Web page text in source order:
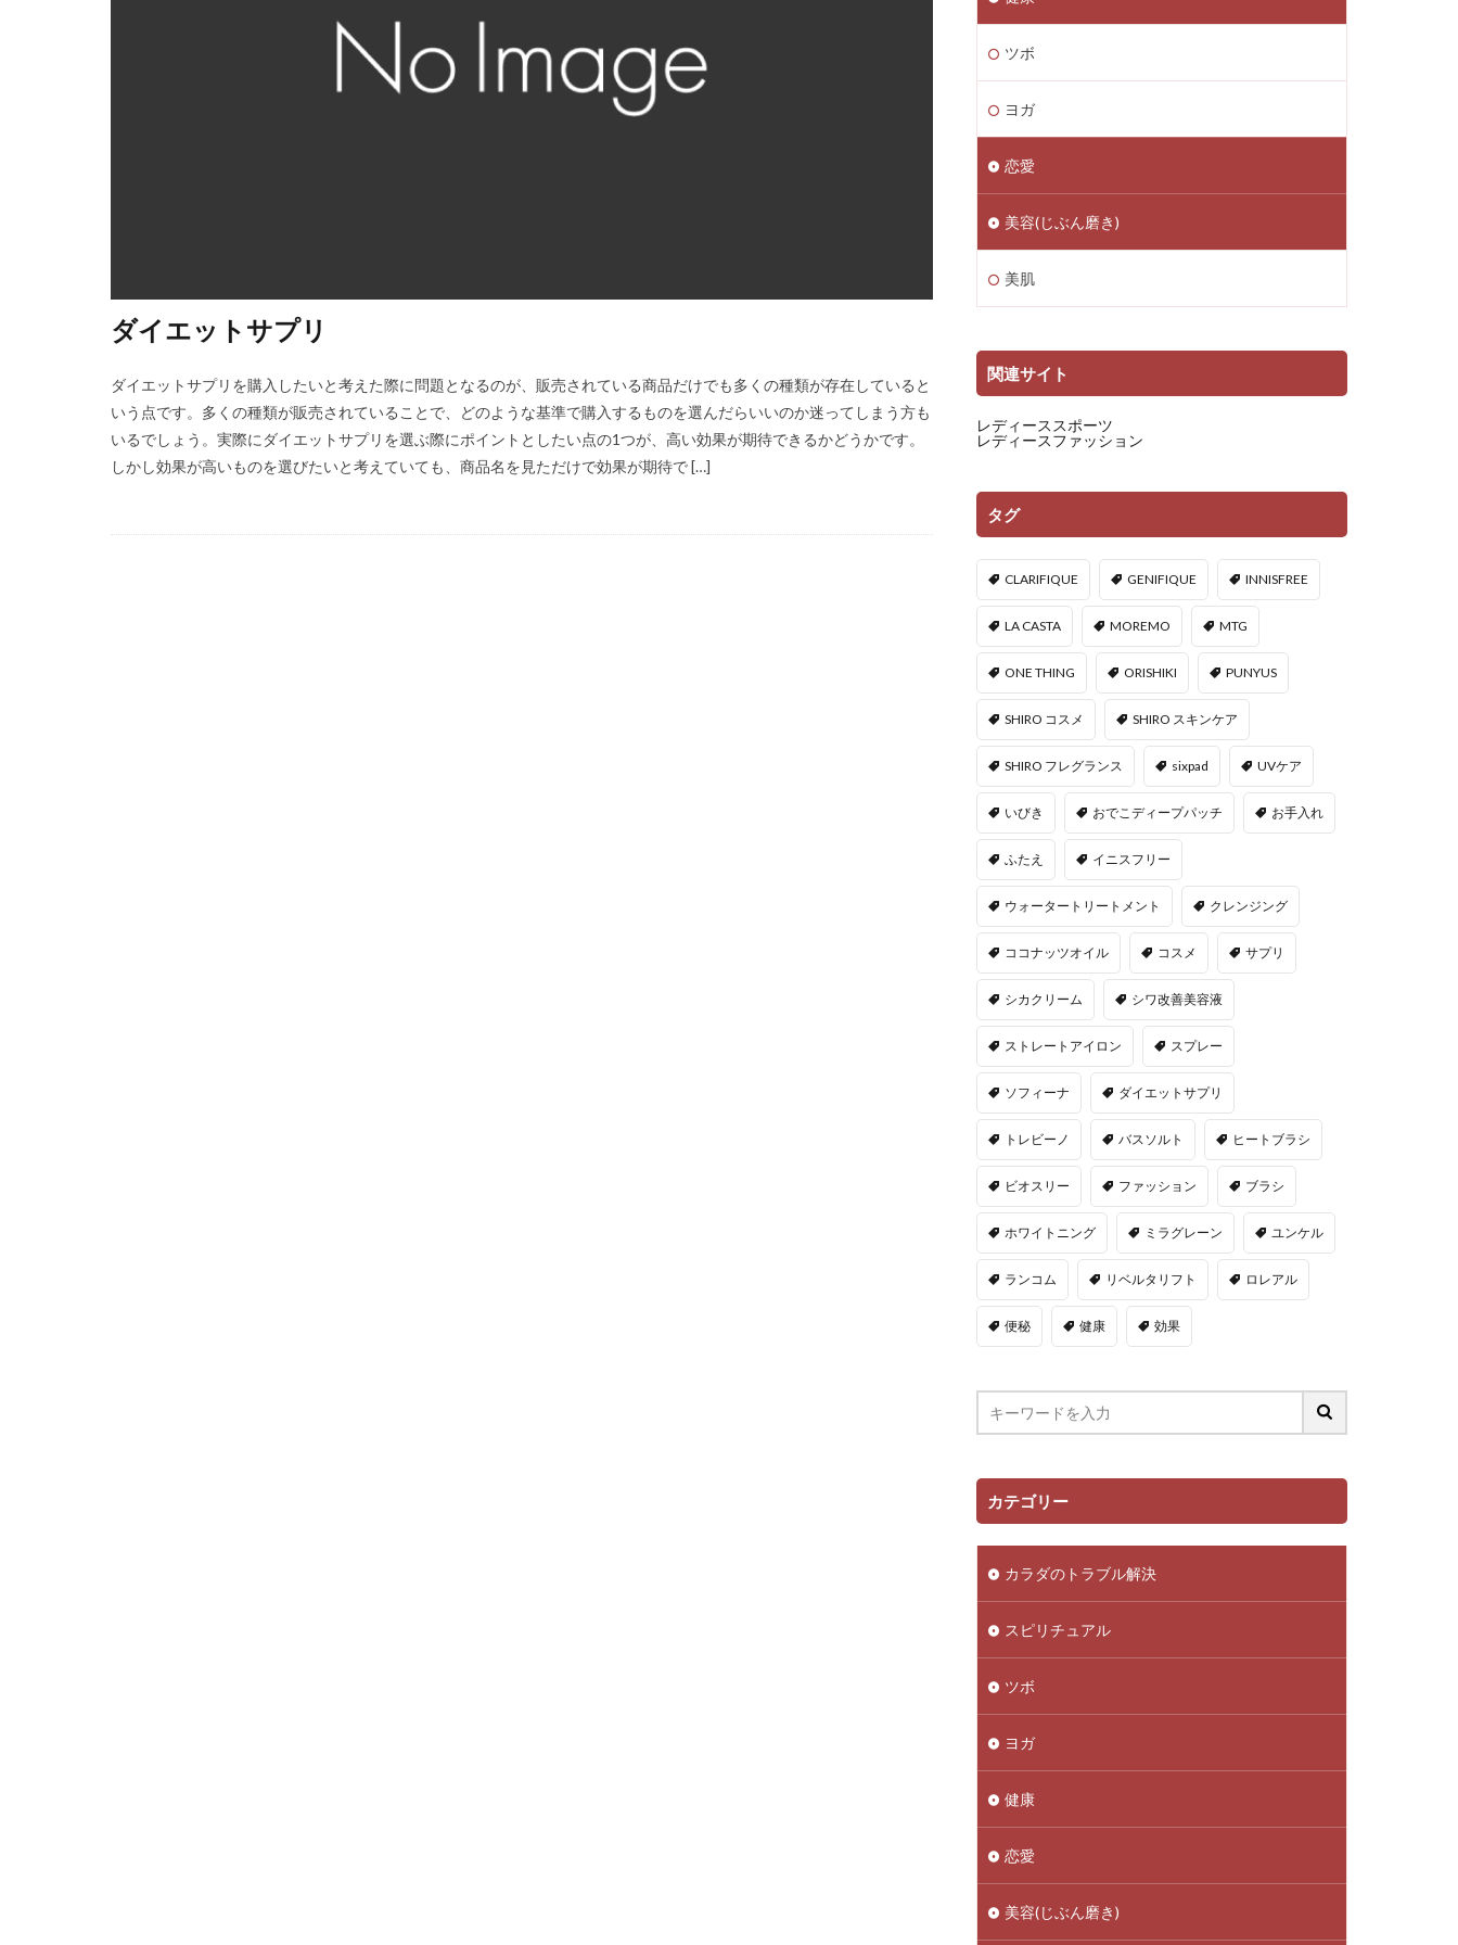
ダイエットサプリ
ダイエットサプリを購入したいと考えた際に問題となるのが、販売されている商品だけでも多くの種類が存在していると
いう点です。多くの種類が販売されていることで、どのような基準で購入するものを選んだらいいのか迷ってしまう方も
いるでしょう。実際にダイエットサプリを選ぶ際にポイントとしたい点の1つが、高い効果が期待できるかどうかです。
しかし効果が高いものを選びたいと考えていても、商品名を見ただけで効果が期待で […]
ツボ
ヨガ
恋愛
美容(じぶん磨き)
美肌
関連サイト
レディーススポーツ
レディースファッション
タグ
CLARIFIQUE GENIFIQUE INNISFREE
LA CASTA MOREMO MTG
ONE THING ORISHIKI PUNYUS
SHIRO コスメ SHIRO スキンケア
SHIRO フレグランス sixpad UVケア
いびき おでこディープパッチ お手入れ
ふたえ イニスフリー
ウォータートリートメント クレンジング
ココナッツオイル コスメ サプリ
シカクリーム シワ改善美容液
ストレートアイロン スプレー
ソフィーナ ダイエットサプリ
トレビーノ バスソルト ヒートブラシ
ビオスリー ファッション ブラシ
ホワイトニング ミラグレーン ユンケル
ランコム リベルタリフト ロレアル
便秘 健康 効果
カテゴリー
カラダのトラブル解決
スピリチュアル
ツボ
ヨガ
健康
恋愛
美容(じぶん磨き)